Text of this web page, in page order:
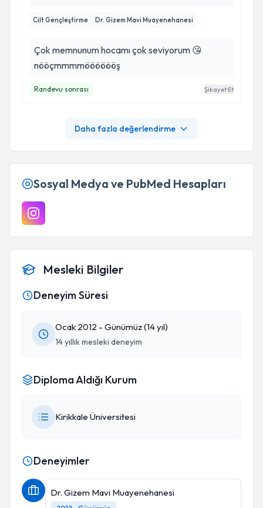
Cilt Gençleştirme Dr. Gizem Mavi Muayenehanesi
Çok memnunum hocamı çok seviyorum 😘
nööçmmmmööööööş
Randevu sonrası Şikayet Et
Daha fazla değerlendirme
Sosyal Medya ve PubMed Hesapları
Mesleki Bilgiler
Deneyim Süresi
Ocak 2012 - Günümüz (14 yıl)
14 yıllık mesleki deneyim
Diploma Aldığı Kurum
Kirikkale Üniversitesi
Deneyimler
Dr. Gizem Mavi Muayenehanesi